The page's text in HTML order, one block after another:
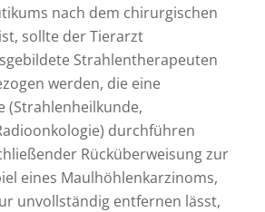
nach dem chirurgischen
sollte der Tierarzt
Strahlentherapeuten
werden, die eine
(Strahlenheilkunde,
durchführen
Rücküberweisung zur
eines Maulhöhlenkarzinoms,
unvollständig entfernen lässt,